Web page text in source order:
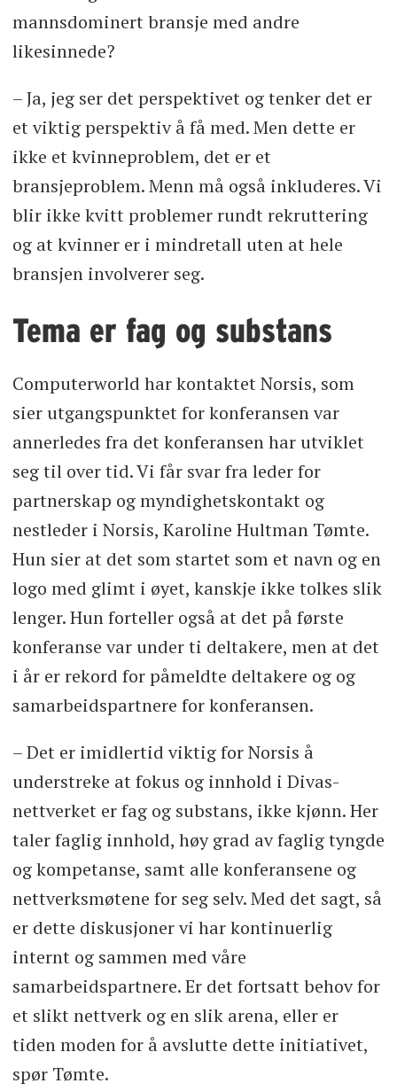
mannsdominert bransje med andre
likesinnede?
– Ja, jeg ser det perspektivet og tenker det er
et viktig perspektiv å få med. Men dette er
ikke et kvinneproblem, det er et
bransjeproblem. Menn må også inkluderes. Vi
blir ikke kvitt problemer rundt rekruttering
og at kvinner er i mindretall uten at hele
bransjen involverer seg.
Tema er fag og substans
Computerworld har kontaktet Norsis, som
sier utgangspunktet for konferansen var
annerledes fra det konferansen har utviklet
seg til over tid. Vi får svar fra leder for
partnerskap og myndighetskontakt og
nestleder i Norsis, Karoline Hultman Tømte.
Hun sier at det som startet som et navn og en
logo med glimt i øyet, kanskje ikke tolkes slik
lenger. Hun forteller også at det på første
konferanse var under ti deltakere, men at det
i år er rekord for påmeldte deltakere og og
samarbeidspartnere for konferansen.
– Det er imidlertid viktig for Norsis å
understreke at fokus og innhold i Divas-
nettverket er fag og substans, ikke kjønn. Her
taler faglig innhold, høy grad av faglig tyngde
og kompetanse, samt alle konferansene og
nettverksmøtene for seg selv. Med det sagt, så
er dette diskusjoner vi har kontinuerlig
internt og sammen med våre
samarbeidspartnere. Er det fortsatt behov for
et slikt nettverk og en slik arena, eller er
tiden moden for å avslutte dette initiativet,
spør Tømte.